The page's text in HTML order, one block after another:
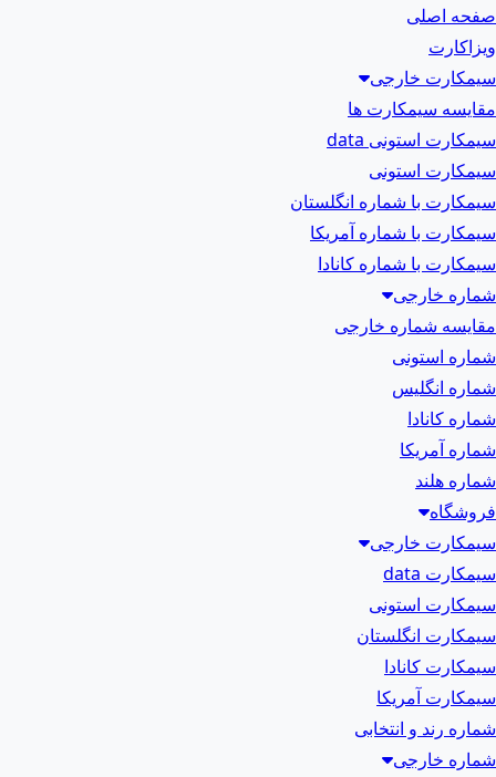
صفحه اصلی
ویزاکارت
سیمکارت خارجی
مقایسه سیمکارت ها
سیمکارت استونی data
سیمکارت استونی
سیمکارت با شماره انگلستان
سیمکارت با شماره آمریکا
سیمکارت با شماره کانادا
شماره خارجی
مقایسه شماره خارجی
شماره استونی
شماره انگلیس
شماره کانادا
شماره آمریکا
شماره هلند
فروشگاه
سیمکارت خارجی
سیمکارت data
سیمکارت استونی
سیمکارت انگلستان
سیمکارت کانادا
سیمکارت آمریکا
شماره رند و انتخابی
شماره خارجی